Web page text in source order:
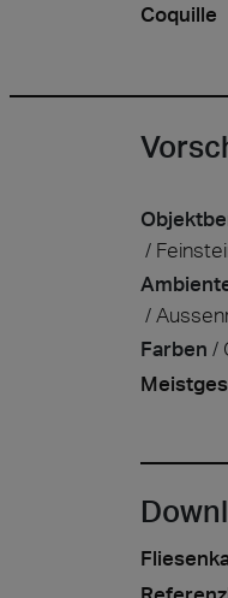
Coquille
Farben